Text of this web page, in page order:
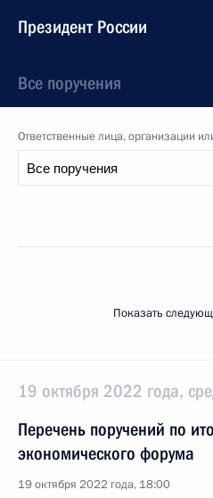
Президент России
Все поручения
Ответственные лица, организации
Показать
19 октября 2022 года,
Перечень поручений по
экономического форума
19 октября 2022 года, 18:00